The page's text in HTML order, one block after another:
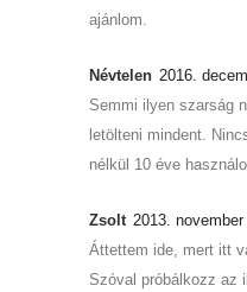
ajánlom.
Névtelen 2016.
Semmi ilyen szarság
letölteni mindent.
nélkül 10 éve
Zsolt 2013.
Áttettem ide, mert itt
Szóval próbálkozz az